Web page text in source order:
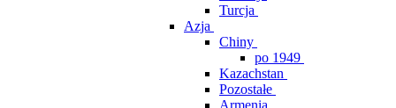
Turcja
Azja
Chiny
po 1949
Kazachstan
Pozostałe
Armenia